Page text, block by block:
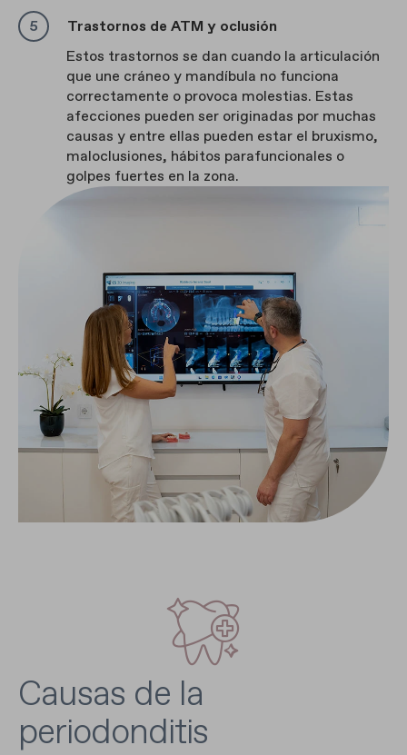
Trastornos de ATM y oclusión
Estos trastornos se dan cuando la articulación
que une cráneo y mandíbula no funciona
correctamente o provoca molestias. Estas
afecciones pueden ser originadas por muchas
causas y entre ellas pueden estar el bruxismo,
maloclusiones, hábitos parafuncionales o
golpes fuertes en la zona.
Causas de la
periodonditis